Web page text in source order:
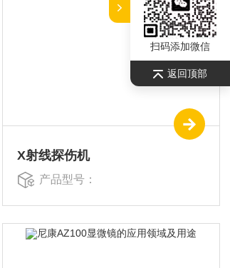
X射线探伤机
产品型号：
扫码添加微信
返回顶部